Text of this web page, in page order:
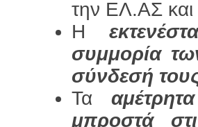
την ΕΛ.ΑΣ και
Η
συμμορία
σύνδεσή
Τα
μπροστά